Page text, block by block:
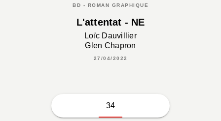
BD - ROMAN GRAPHIQUE
L'attentat - NE
Loïc Dauvillier
Glen Chapron
27/04/2022
34